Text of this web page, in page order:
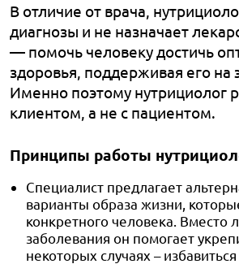
В отличие от врача,
диагнозы и не назначает
— помочь человеку достичь
здоровья, поддерживая его на
Именно поэтому нутрициолог
клиентом, а не с пациентом.
Принципы работы
Специалист предлагает
варианты образа жизни,
конкретного человека. Вместо
заболевания он помогает
некоторых случаях – избавиться